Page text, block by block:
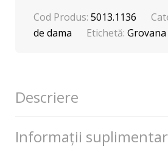
Cod Produs: 5013.1136
de dama
Etichetă: Grovana
Descriere
Informații